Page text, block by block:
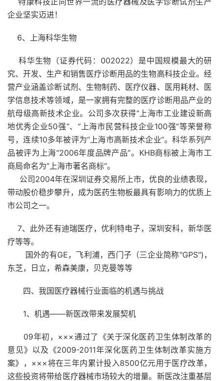
企业坚实迈进！
6、上海科华生物
科华生物（证券代码：002022）是中国规模最大的研
究、开发、生产和销售医疗诊断用品的生物高科技企业。经
营产业涵盖诊断试剂、生物制药、医疗仪器、医用耗材、医
学信息技术等领域，是一家拥有完整的医疗诊断用品产业的
航母级高新技术企业。公司多次获得“上海市工业建设新高
地优秀企业50强”、“上海市民营科技企业100强”等荣誉称
号，连续10多年被评为“上海市高新技术企业”。科华系列产
品被评为上海“2006年度品牌产品”。KHB商标被上海市工
商局命名为“上海市著名商标”。
公司2004年在深圳证券交易所上市，优良的业绩表现，
带动股价稳步攀升，成为医药生物板最具有影响力的优质上
市公司之一。
7、此外还有迪瑞医疗，优利特电子，深圳安科，新华医
疗等等。
国外的有GE，飞利浦，西门子（三企业简称"GPS")，
东芝，日立，希森美康，贝克曼等等
四、我国医疗器械行业面临的机遇与挑战
1、机遇――新医改带来发展契机
09年初，×××通过了《关于深化医药卫生体制改革的
意见》以及《2009-2011年深化医药卫生体制改革实施方
案》，×××将在三年内累计投入8500亿元用于医疗改革，
这些投资将带给医疗器械市场较大的增量。新医改注重基层